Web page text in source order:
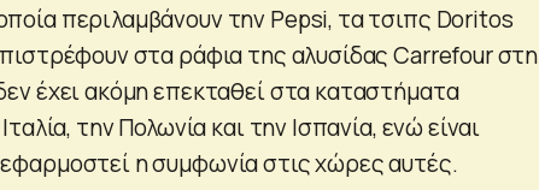
περιλαμβάνουν την Pepsi, τα τσιπς Doritos
στα ράφια της αλυσίδας Carrefour στη
έχει ακόμη επεκταθεί στα καταστήματα
την Πολωνία και την Ισπανία, ενώ είναι
η συμφωνία στις χώρες αυτές.